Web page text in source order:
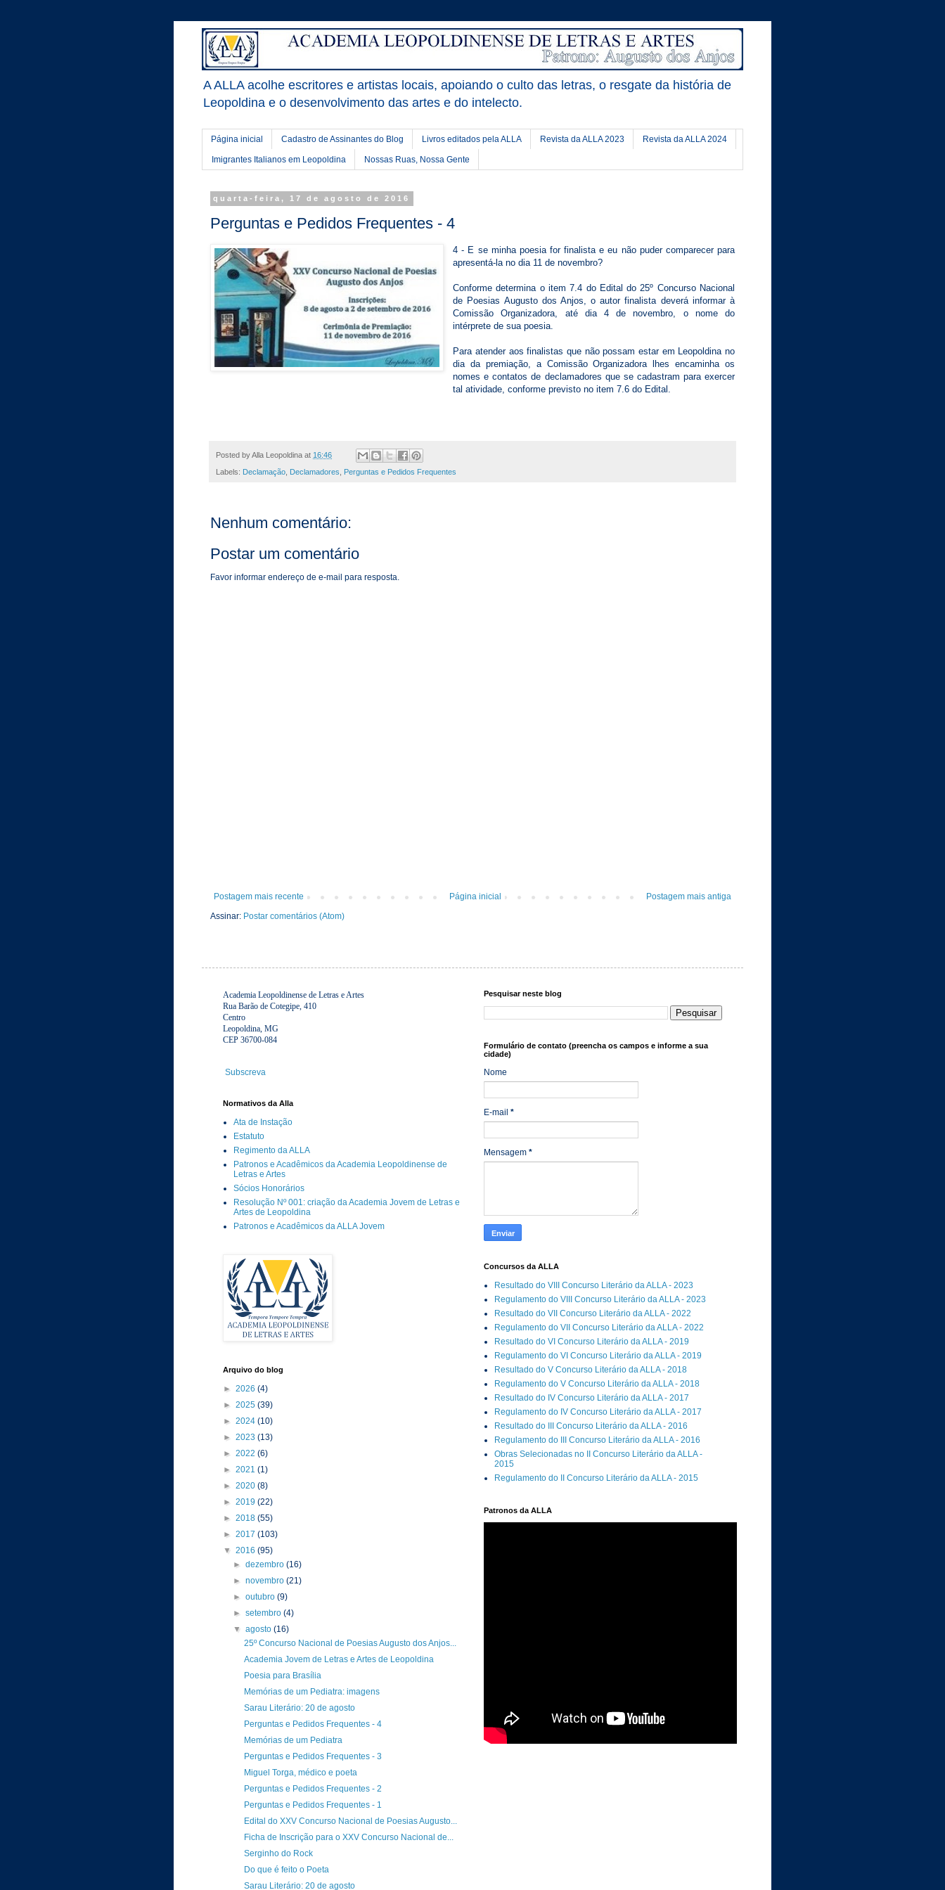
A ALLA acolhe escritores e artistas locais, apoiando o culto das letras, o resgate da história de
Leopoldina e o desenvolvimento das artes e do intelecto.
Página inicial Cadastro de Assinantes do Blog Livros editados pela ALLA Revista da ALLA 2023 Revista da ALLA 2024
Imigrantes Italianos em Leopoldina Nossas Ruas, Nossa Gente
quarta-feira, 17 de agosto de 2016
Perguntas e Pedidos Frequentes - 4
4 - E se minha poesia for finalista e eu não puder comparecer para
apresentá-la no dia 11 de novembro?
Conforme determina o item 7.4 do Edital do 25º Concurso Nacional
de Poesias Augusto dos Anjos, o autor finalista deverá informar à
Comissão Organizadora, até dia 4 de novembro, o nome do
intérprete de sua poesia.
Para atender aos finalistas que não possam estar em Leopoldina no
dia da premiação, a Comissão Organizadora lhes encaminha os
nomes e contatos de declamadores que se cadastram para exercer
tal atividade, conforme previsto no item 7.6 do Edital.
Posted byAlla Leopoldina at 16:46
Labels: Declamação Declamadores Perguntas e Pedidos Frequentes
Nenhum comentário:
Postar um comentário
Favor informar endereço de e-mail para resposta.
Postagem mais recente Postagem mais antiga
Página inicial
Assinar: Postar comentários (Atom)
Academia Leopoldinense de Letras e Artes
Rua Barão de Cotegipe, 410
Centro
Leopoldina, MG
CEP 36700-084
Subscreva
Normativos da Alla
Ata de Instação
Estatuto
Regimento da ALLA
Patronos e Acadêmicos da Academia Leopoldinense de
Letras e Artes
Sócios Honorários
Resolução Nº 001: criação da Academia Jovem de Letras e
Artes de Leopoldina
Patronos e Acadêmicos da ALLA Jovem
Arquivo do blog
► 2026 (4)
► 2025 (39)
► 2024 (10)
► 2023 (13)
► 2022 (6)
► 2021 (1)
► 2020 (8)
► 2019 (22)
► 2018 (55)
► 2017 (103)
▼ 2016 (95)
►dezembro(16)
►novembro(21)
►outubro(9)
►setembro(4)
▼agosto(16)
25º Concurso Nacional de Poesias Augusto dos Anjos...
Academia Jovem de Letras e Artes de Leopoldina
Poesia para Brasília
Memórias de um Pediatra: imagens
Sarau Literário: 20 de agosto
Perguntas e Pedidos Frequentes - 4
Memórias de um Pediatra
Perguntas e Pedidos Frequentes - 3
Miguel Torga, médico e poeta
Perguntas e Pedidos Frequentes - 2
Perguntas e Pedidos Frequentes - 1
Edital do XXV Concurso Nacional de Poesias Augusto...
Ficha de Inscrição para o XXV Concurso Nacional de...
Serginho do Rock
Do que é feito o Poeta
Sarau Literário: 20 de agosto
Pesquisar neste blog
Formulário de contato (preencha os campos e informe a sua
cidade)
Nome
E-mail *
Mensagem *
Concursos da ALLA
Resultado do VIII Concurso Literário da ALLA - 2023
Regulamento do VIII Concurso Literário da ALLA - 2023
Resultado do VII Concurso Literário da ALLA - 2022
Regulamento do VII Concurso Literário da ALLA - 2022
Resultado do VI Concurso Literário da ALLA - 2019
Regulamento do VI Concurso Literário da ALLA - 2019
Resultado do V Concurso Literário da ALLA - 2018
Regulamento do V Concurso Literário da ALLA - 2018
Resultado do IV Concurso Literário da ALLA - 2017
Regulamento do IV Concurso Literário da ALLA - 2017
Resultado do III Concurso Literário da ALLA - 2016
Regulamento do III Concurso Literário da ALLA - 2016
Obras Selecionadas no II Concurso Literário da ALLA -
2015
Regulamento do II Concurso Literário da ALLA - 2015
Patronos da ALLA